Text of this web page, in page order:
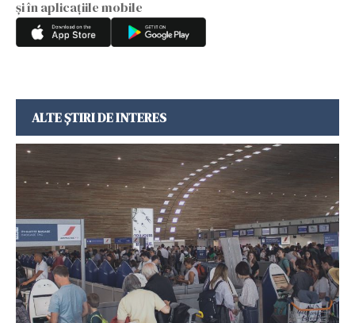
și în aplicațiile mobile
ALTE ȘTIRI DE INTERES